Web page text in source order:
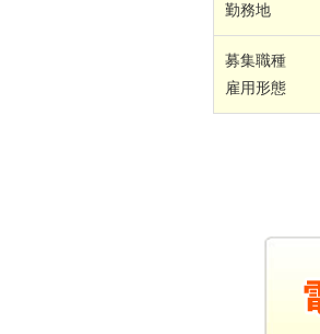
勤務地
募集職種
雇用形態